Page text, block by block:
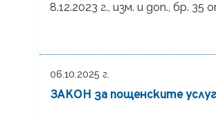
8.12.2023 г., изм. и доп., бр. 35
06.10.2025 г.
ЗАКОН за пощенските